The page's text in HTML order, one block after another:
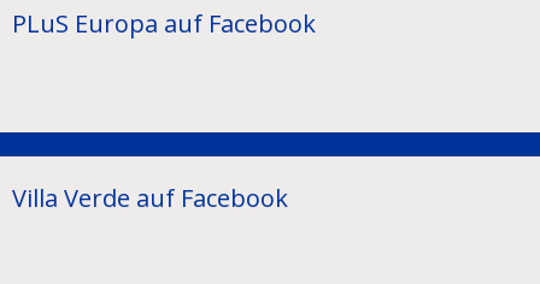
PLuS Europa auf Facebook
Villa Verde auf Facebook